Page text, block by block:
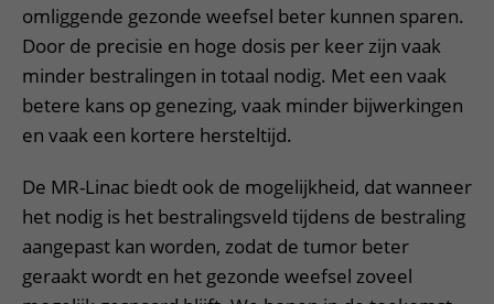
omliggende gezonde weefsel beter kunnen sparen.
Door de precisie en hoge dosis per keer zijn vaak
minder bestralingen in totaal nodig. Met een vaak
betere kans op genezing, vaak minder bijwerkingen
en vaak een kortere hersteltijd.
De MR-Linac biedt ook de mogelijkheid, dat wanneer
het nodig is het bestralingsveld tijdens de bestraling
aangepast kan worden, zodat de tumor beter
geraakt wordt en het gezonde weefsel zoveel